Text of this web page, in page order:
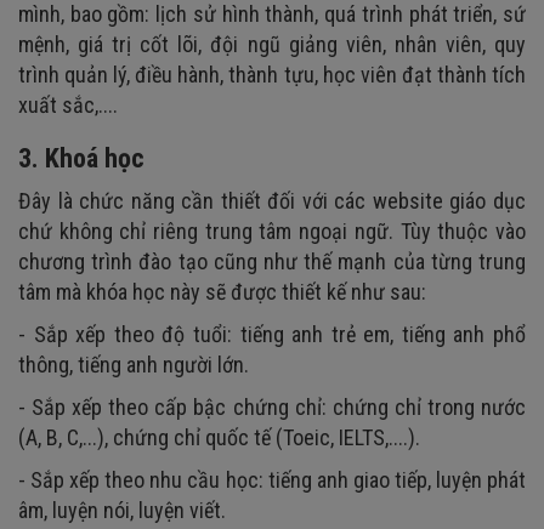
mình, bao gồm: lịch sử hình thành, quá trình phát triển, sứ
mệnh, giá trị cốt lõi, đội ngũ giảng viên, nhân viên, quy
trình quản lý, điều hành, thành tựu, học viên đạt thành tích
xuất sắc,....
3. Khoá học
Đây là chức năng cần thiết đối với các website giáo dục
chứ không chỉ riêng trung tâm ngoại ngữ. Tùy thuộc vào
chương trình đào tạo cũng như thế mạnh của từng trung
tâm mà khóa học này sẽ được thiết kế như sau:
- Sắp xếp theo độ tuổi: tiếng anh trẻ em, tiếng anh phổ
thông, tiếng anh người lớn.
- Sắp xếp theo cấp bậc chứng chỉ: chứng chỉ trong nước
(A, B, C,...), chứng chỉ quốc tế (Toeic, IELTS,....).
- Sắp xếp theo nhu cầu học: tiếng anh giao tiếp, luyện phát
âm, luyện nói, luyện viết.